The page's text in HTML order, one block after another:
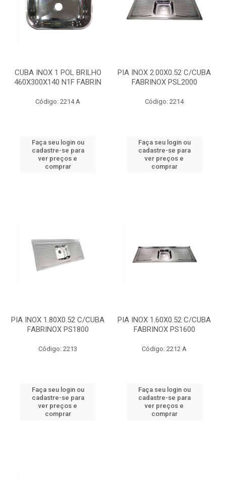
CUBA INOX 1 POL BRILHO
460X300X140 N1F FABRIN
Código: 2214 A
Faça seu login ou
cadastre-se para
ver preços e
comprar
PIA INOX 2.00X0.52 C/CUBA
FABRINOX PSL2000
Código: 2214
Faça seu login ou
cadastre-se para
ver preços e
comprar
PIA INOX 1.80X0.52 C/CUBA
FABRINOX PS1800
Código: 2213
Faça seu login ou
cadastre-se para
ver preços e
comprar
PIA INOX 1.60X0.52 C/CUBA
FABRINOX PS1600
Código: 2212 A
Faça seu login ou
cadastre-se para
ver preços e
comprar